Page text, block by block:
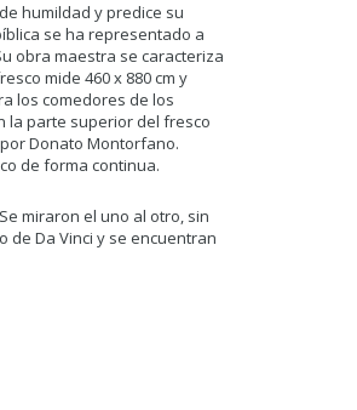
humildad y predice su
se ha representado a
obra maestra se caracteriza
mide 460 x 880 cm y
los comedores de los
la parte superior del fresco
Donato Montorfano.
de forma continua.
miraron el uno al otro, sin
de Da Vinci y se encuentran